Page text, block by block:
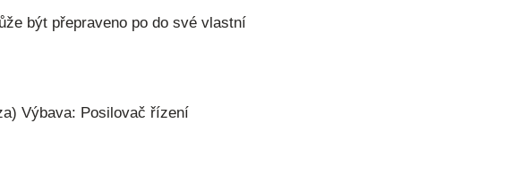
být přepraveno po do své vlastní
Výbava: Posilovač řízení